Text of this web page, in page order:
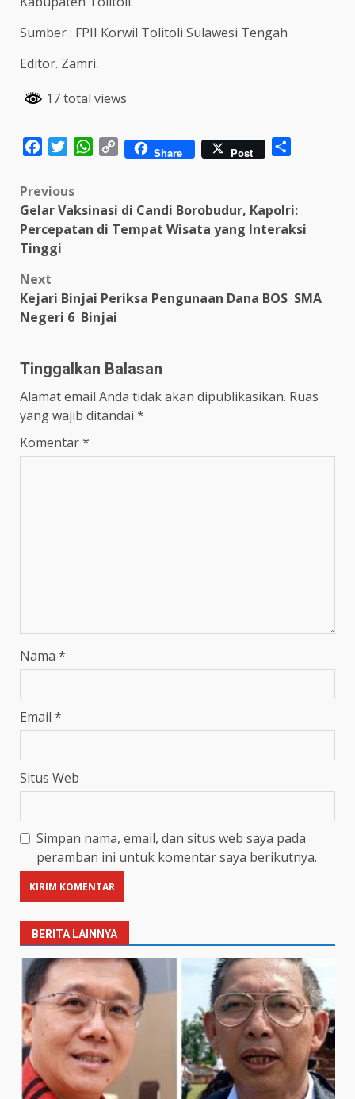
Sumber : FPII Korwil Tolitoli Sulawesi Tengah
Editor. Zamri.
17 total views
FacebookTwitterWhatsApp
Copy Share Post
Post
navigation
Previous
Gelar Vaksinasi di Candi Borobudur, Kapolri:
Percepatan di Tempat Wisata yang Interaksi
Tinggi
Next
Kejari Binjai Periksa Pengunaan Dana BOS SMA
Negeri 6 Binjai
Tinggalkan Balasan
Alamat email Anda tidak akan dipublikasikan. Ruas
yang wajib ditandai *
Komentar*
Nama *
Email *
Situs Web
Simpan nama, email, dan situs web saya pada
peramban ini untuk komentar saya berikutnya.
BERITA LAINNYA